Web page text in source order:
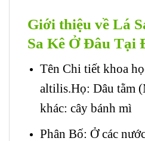
Giới thiệu về Lá
Sa Kê Ở Đâu Tại
Tên Chi tiết khoa
altilis.Họ: Dâu tằm
khác: cây bánh mì
Phân Bố: Ở các